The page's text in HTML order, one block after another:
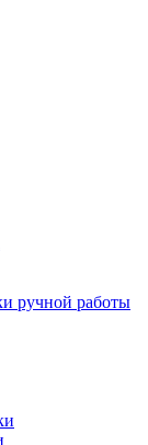
ручной работы